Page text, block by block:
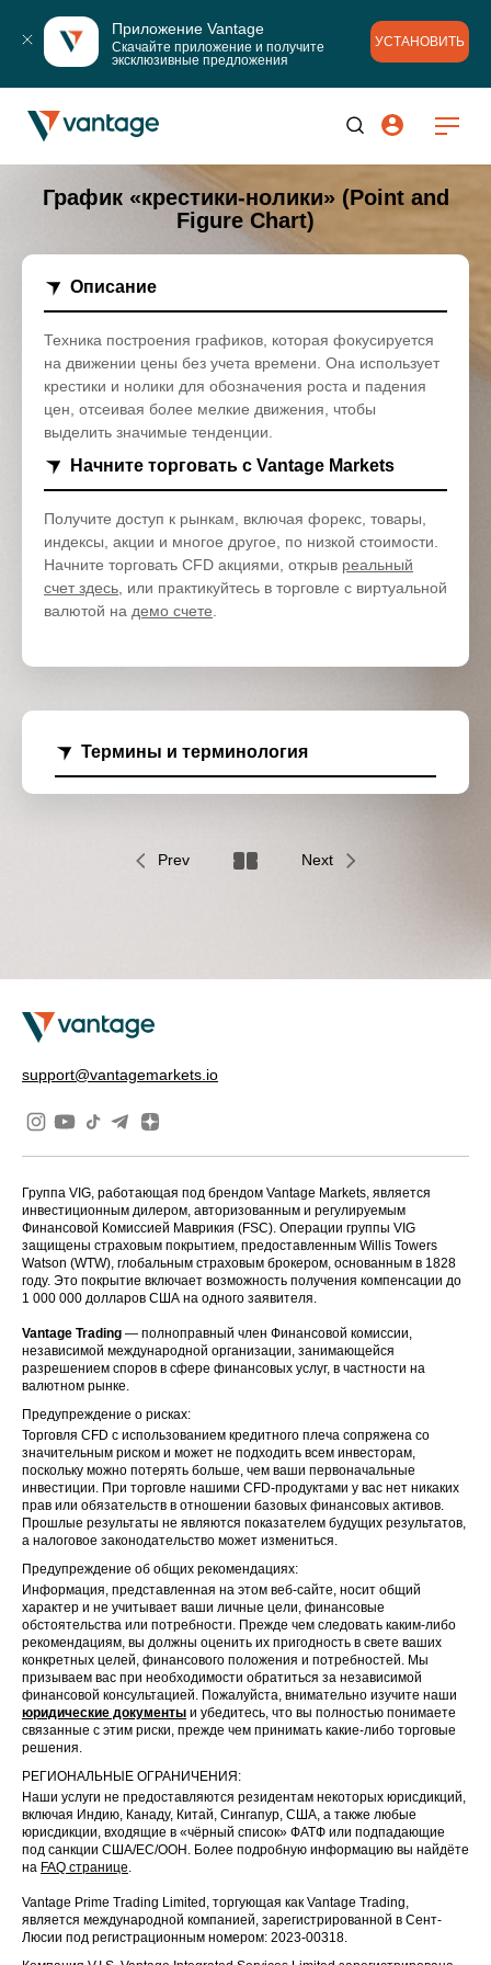
Приложение Vantage
Скачайте приложение и получите
эксклюзивные предложения
УСТАНОВИТЬ
График «крестики-нолики» (Point and
Figure Chart)
Описание
Техника построения графиков, которая фокусируется
на движении цены без учета времени. Она использует
крестики и нолики для обозначения роста и падения
цен, отсеивая более мелкие движения, чтобы
выделить значимые тенденции.
Начните торговать с Vantage Markets
Получите доступ к рынкам, включая форекс, товары,
индексы, акции и многое другое, по низкой стоимости.
Начните торговать CFD акциями, открыв реальный
счет здесь , или практикуйтесь в торговле с виртуальной
валютой на демо счете
Термины и терминология
Prev Next
support@vantagemarkets.io
Группа VIG, работающая под брендом Vantage Markets, является
инвестиционным дилером, авторизованным и регулируемым
Финансовой Комиссией Маврикия (FSC). Операции группы VIG
защищены страховым покрытием, предоставленным Willis Towers
Watson (WTW), глобальным страховым брокером, основанным в 1828
году. Это покрытие включает возможность получения компенсации до
1 000 000 долларов США на одного заявителя.
Vantage Trading — полноправный член Финансовой комиссии,
независимой международной организации, занимающейся
разрешением споров в сфере финансовых услуг, в частности на
валютном рынке.
Предупреждение о рисках:
Торговля CFD с использованием кредитного плеча сопряжена со
значительным риском и может не подходить всем инвесторам,
поскольку можно потерять больше, чем ваши первоначальные
инвестиции. При торговле нашими CFD-продуктами у вас нет никаких
прав или обязательств в отношении базовых финансовых активов.
Прошлые результаты не являются показателем будущих результатов,
а налоговое законодательство может измениться.
Предупреждение об общих рекомендациях:
Информация, представленная на этом веб-сайте, носит общий
характер и не учитывает ваши личные цели, финансовые
обстоятельства или потребности. Прежде чем следовать каким-либо
рекомендациям, вы должны оценить их пригодность в свете ваших
конкретных целей, финансового положения и потребностей. Мы
призываем вас при необходимости обратиться за независимой
финансовой консультацией. Пожалуйста, внимательно изучите наши
юридические документы и убедитесь, что вы полностью понимаете
связанные с этим риски, прежде чем принимать какие-либо торговые
решения.
РЕГИОНАЛЬНЫЕ ОГРАНИЧЕНИЯ:
Наши услуги не предоставляются резидентам некоторых юрисдикций,
включая Индию, Канаду, Китай, Сингапур, США, а также любые
юрисдикции, входящие в «чёрный список» ФАТФ или подпадающие
под санкции США/ЕС/ООН. Более подробную информацию вы найдёте
на FAQ странице.
Vantage Prime Trading Limited, торгующая как Vantage Trading,
является международной компанией, зарегистрированной в Сент-
Люсии под регистрационным номером: 2023-00318.